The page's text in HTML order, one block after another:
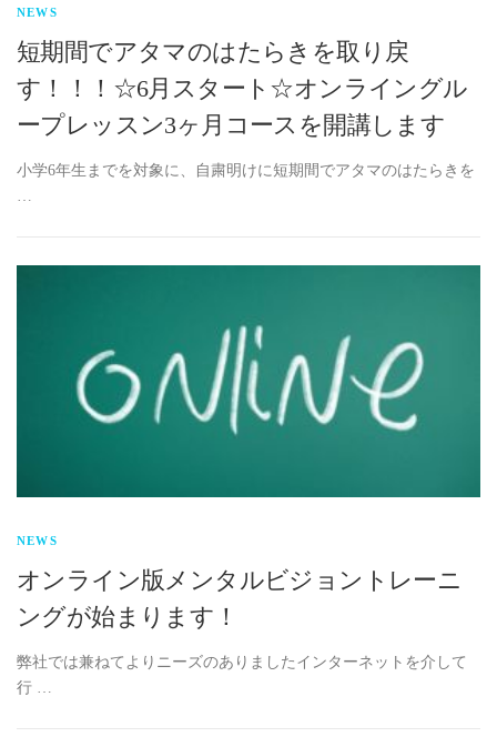
NEWS
短期間でアタマのはたらきを取り戻
す！！！☆6月スタート☆オンライングル
ープレッスン3ヶ月コースを開講します
小学6年生までを対象に、自粛明けに短期間でアタマのはたらきを
…
NEWS
オンライン版メンタルビジョントレーニ
ングが始まります！
弊社では兼ねてよりニーズのありましたインターネットを介して
行 …